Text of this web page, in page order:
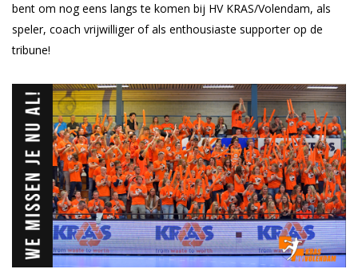
bent om nog eens langs te komen bij HV KRAS/Volendam, als
speler, coach vrijwilliger of als enthousiaste supporter op de
tribune!